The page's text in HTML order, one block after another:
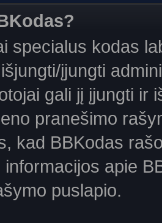
specialus kodas
įjungti
gali jį įjungti ir
pranešimo
kad BBKodas
informacijos apie
puslapio.